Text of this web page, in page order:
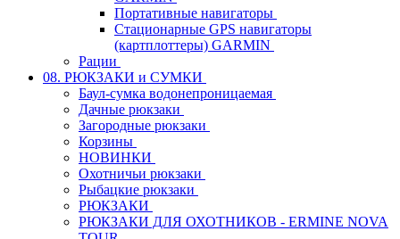
Портативные навигаторы
Стационарные GPS навигаторы
(картплоттеры) GARMIN
Рации
08. РЮКЗАКИ и СУМКИ
Баул-сумка водонепроницаемая
Дачные рюкзаки
Загородные рюкзаки
Корзины
НОВИНКИ
Охотничьи рюкзаки
Рыбацкие рюкзаки
РЮКЗАКИ
РЮКЗАКИ ДЛЯ ОХОТНИКОВ - ERMINE NOVA